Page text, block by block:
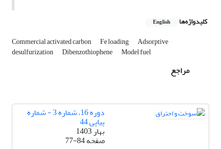
کلیدواژه‌ها English
Commercial activated carbon Fe loading Adsorptive
desulfurization Dibenzothiophene Model fuel
مراجع
دوره 16، شماره 3 - شماره
پیاپی 44
بهار 1403
صفحه77-84